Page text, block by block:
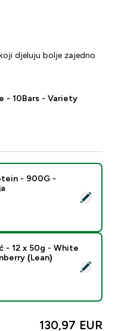
djeluju bolje zajedno
- 10Bars - Variety
Whey Protein - 900G
- 900G -
Kolačić - 12 x 50g
- 12 x 50g - White
(Lean)
130,97 EUR‎